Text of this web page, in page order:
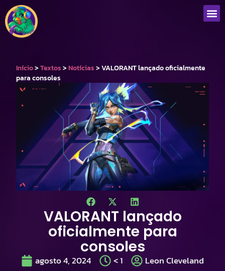
Início>Textos >Notícias >VALORANT lançado oficialmente
para consoles
VALORANT lançado
oficialmente para
consoles
agosto 4, 2024 < 1 Leon Cleveland